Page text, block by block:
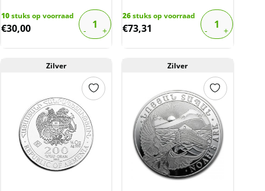
10stuks op voorraad
€30,00
26stuks op voorraad
€73,31
Zilver Zilver